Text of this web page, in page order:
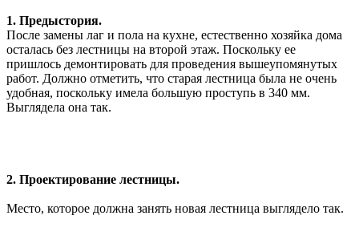
1. Предыстория.
После замены лаг и пола на кухне, естественно хозяйка дома
осталась без лестницы на второй этаж. Поскольку ее
пришлось демонтировать для проведения вышеупомянутых
работ. Должно отметить, что старая лестница была не очень
удобная, поскольку имела большую проступь в 340 мм.
Выглядела она так.
2. Проектирование лестницы.
Место, которое должна занять новая лестница выглядело так.